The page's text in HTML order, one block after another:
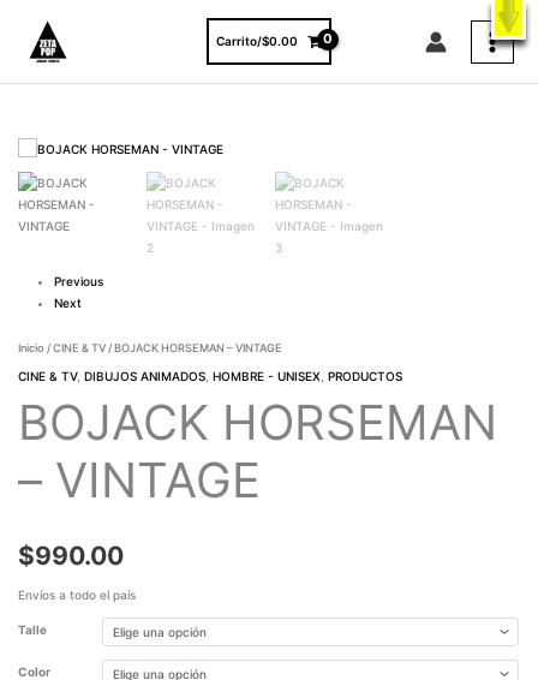
X
VER PRODUCTOS
contenido
Carrito/$0.00
Previous
Next
Inicio /CINE & TV/ BOJACK HORSEMAN – VINTAGE
CINE & TV,DIBUJOS ANIMADOS ,HOMBRE - UNISEX ,PRODUCTOS
BOJACK HORSEMAN
– VINTAGE
$990.00
Envíos a todo el país
Talle
Color
BOJACK
HORSEMAN
-
VINTAGE
cantidad